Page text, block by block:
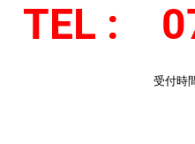
TEL :
受付時